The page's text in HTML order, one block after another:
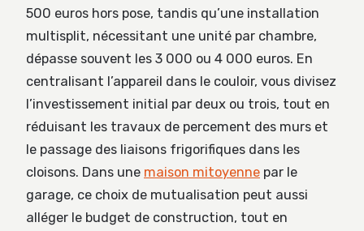
500 euros hors pose, tandis qu’une installation
multisplit, nécessitant une unité par chambre,
dépasse souvent les 3 000 ou 4 000 euros. En
centralisant l’appareil dans le couloir, vous divisez
l’investissement initial par deux ou trois, tout en
réduisant les travaux de percement des murs et
le passage des liaisons frigorifiques dans les
cloisons. Dans une maison mitoyenne par le
garage, ce choix de mutualisation peut aussi
alléger le budget de construction, tout en